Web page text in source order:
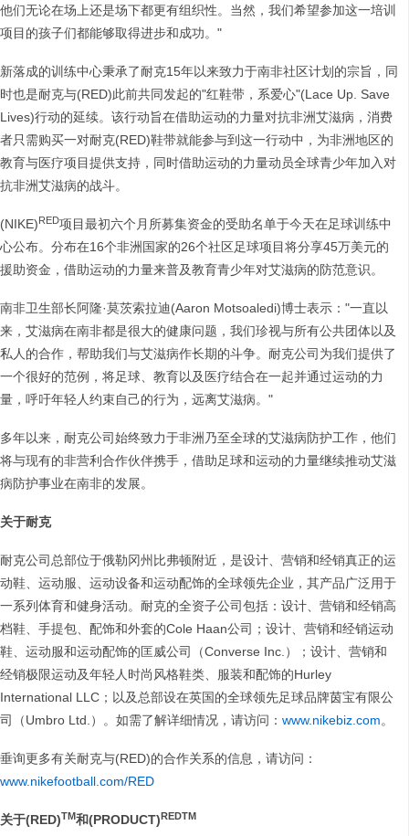
他们无论在场上还是场下都更有组织性。当然，我们希望参加这一培训
项目的孩子们都能够取得进步和成功。"
新落成的训练中心秉承了耐克15年以来致力于南非社区计划的宗旨，同
时也是耐克与(RED)此前共同发起的"红鞋带，系爱心"(Lace Up. Save
Lives)行动的延续。该行动旨在借助运动的力量对抗非洲艾滋病，消费
者只需购买一对耐克(RED)鞋带就能参与到这一行动中，为非洲地区的
教育与医疗项目提供支持，同时借助运动的力量动员全球青少年加入对
抗非洲艾滋病的战斗。
(NIKE)RED项目最初六个月所募集资金的受助名单于今天在足球训练中
心公布。分布在16个非洲国家的26个社区足球项目将分享45万美元的
援助资金，借助运动的力量来普及教育青少年对艾滋病的防范意识。
南非卫生部长阿隆·莫茨索拉迪(Aaron Motsoaledi)博士表示："一直以
来，艾滋病在南非都是很大的健康问题，我们珍视与所有公共团体以及
私人的合作，帮助我们与艾滋病作长期的斗争。耐克公司为我们提供了
一个很好的范例，将足球、教育以及医疗结合在一起并通过运动的力
量，呼吁年轻人约束自己的行为，远离艾滋病。"
多年以来，耐克公司始终致力于非洲乃至全球的艾滋病防护工作，他们
将与现有的非营利合作伙伴携手，借助足球和运动的力量继续推动艾滋
病防护事业在南非的发展。
关于耐克
耐克公司总部位于俄勒冈州比弗顿附近，是设计、营销和经销真正的运
动鞋、运动服、运动设备和运动配饰的全球领先企业，其产品广泛用于
一系列体育和健身活动。耐克的全资子公司包括：设计、营销和经销高
档鞋、手提包、配饰和外套的Cole Haan公司；设计、营销和经销运动
鞋、运动服和运动配饰的匡威公司（Converse Inc.）；设计、营销和
经销极限运动及年轻人时尚风格鞋类、服装和配饰的Hurley
International LLC；以及总部设在英国的全球领先足球品牌茵宝有限公
司（Umbro Ltd.）。如需了解详细情况，请访问： www.nikebiz.com。
垂询更多有关耐克与(RED)的合作关系的信息，请访问：
www.nikefootball.com/RED
关于(RED)TM和(PRODUCT)REDTM